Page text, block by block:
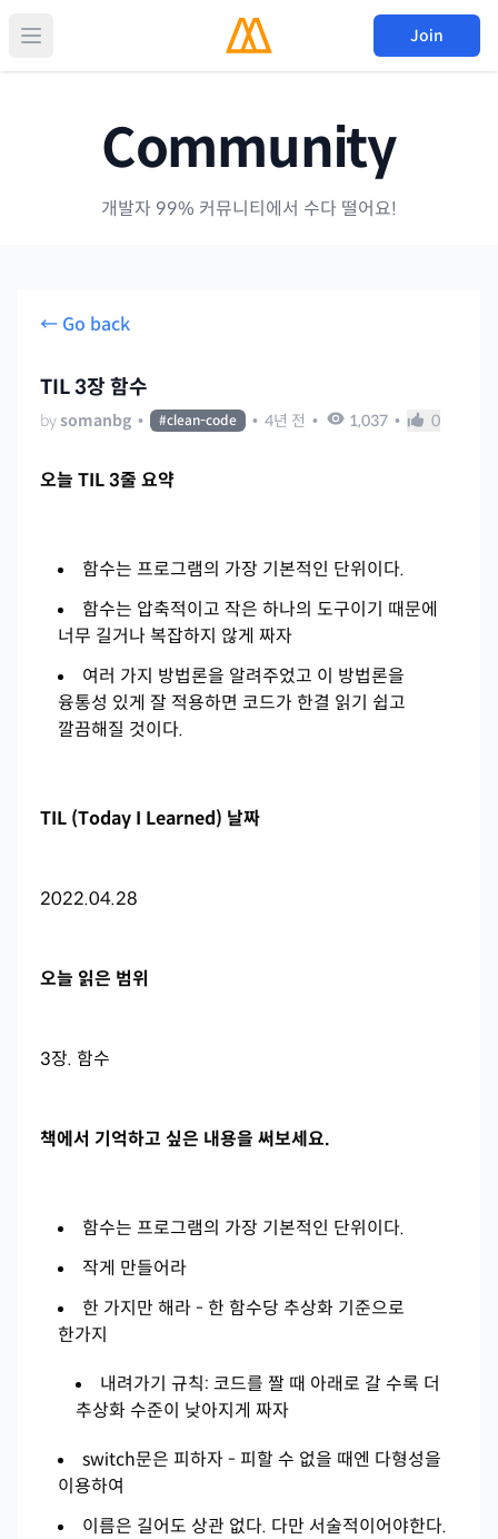
Join
Community
개발자 99% 커뮤니티에서 수다 떨어요!
← Go back
TIL 3장 함수
by somanbg • #clean-code • 4년 전 • 1,037 • 0
오늘 TIL 3줄 요약
함수는 프로그램의 가장 기본적인 단위이다.
함수는 압축적이고 작은 하나의 도구이기 때문에
너무 길거나 복잡하지 않게 짜자
여러 가지 방법론을 알려주었고 이 방법론을
융통성 있게 잘 적용하면 코드가 한결 읽기 쉽고
깔끔해질 것이다.
TIL (Today I Learned) 날짜
2022.04.28
오늘 읽은 범위
3장. 함수
책에서 기억하고 싶은 내용을 써보세요.
함수는 프로그램의 가장 기본적인 단위이다.
작게 만들어라
한 가지만 해라 - 한 함수당 추상화 기준으로
한가지
내려가기 규칙: 코드를 짤 때 아래로 갈 수록 더
추상화 수준이 낮아지게 짜자
switch문은 피하자 - 피할 수 없을 때엔 다형성을
이용하여
이름은 길어도 상관 없다. 다만 서술적이어야한다.